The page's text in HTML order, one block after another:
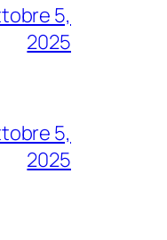
5,
2025
5,
2025